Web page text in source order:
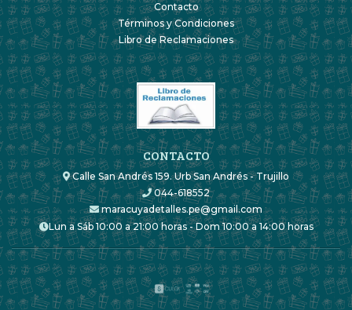
Contacto
Términos y Condiciones
Libro de Reclamaciones
CONTACTO
Calle San Andrés 159. Urb San Andrés - Trujillo
044-618552
maracuyadetalles.pe@gmail.com
Lun a Sáb 10:00 a 21:00 horas - Dom 10:00 a 14:00 horas